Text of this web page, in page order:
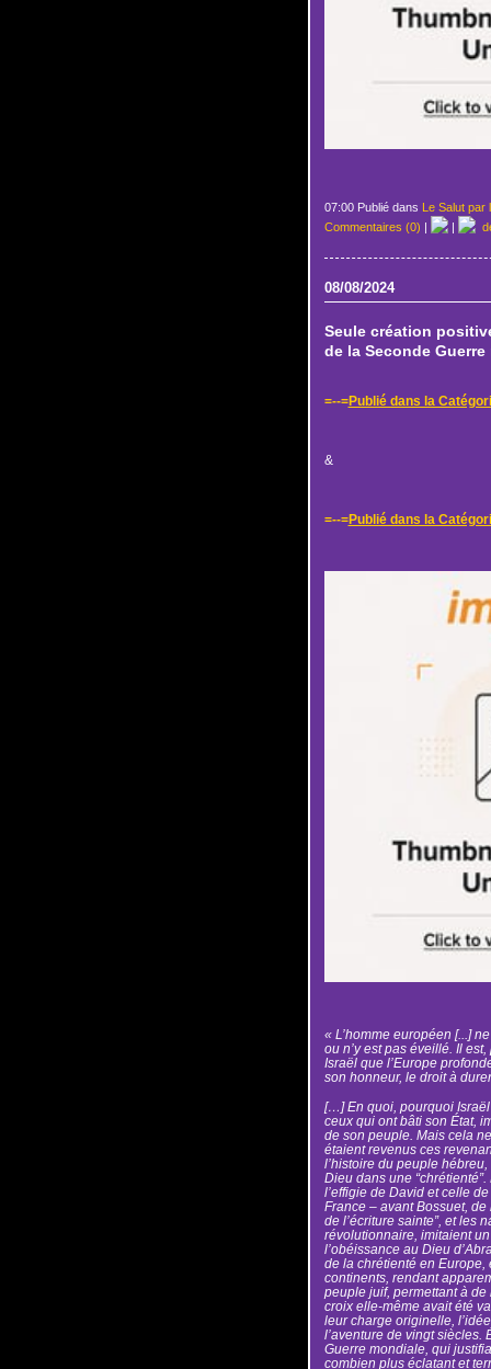
07:00 Publié dans Le Salut par
Commentaires (0) | |
08/08/2024
Seule création
de la Seconde Guerre
=--=Publié dans la
&
=--=Publié dans la
« L’homme européen [...]
ou n’y est pas éveillé. Il
Israël que l’Europe
son honneur, le droit à
[…] En quoi, pourquoi Israël
ceux qui ont bâti son État,
de son peuple. Mais cela
étaient revenus ces
l’histoire du peuple
Dieu dans une
l’effigie de David et celle
France – avant Bossuet, de
de l’écriture sainte”, et les
révolutionnaire, imitaient
l’obéissance au Dieu
de la chrétienté en Europe,
continents, rendant
peuple juif, permettant à
croix elle-même avait été
leur charge originelle,
l’aventure de vingt siècles.
Guerre mondiale, qui
combien plus éclatant et